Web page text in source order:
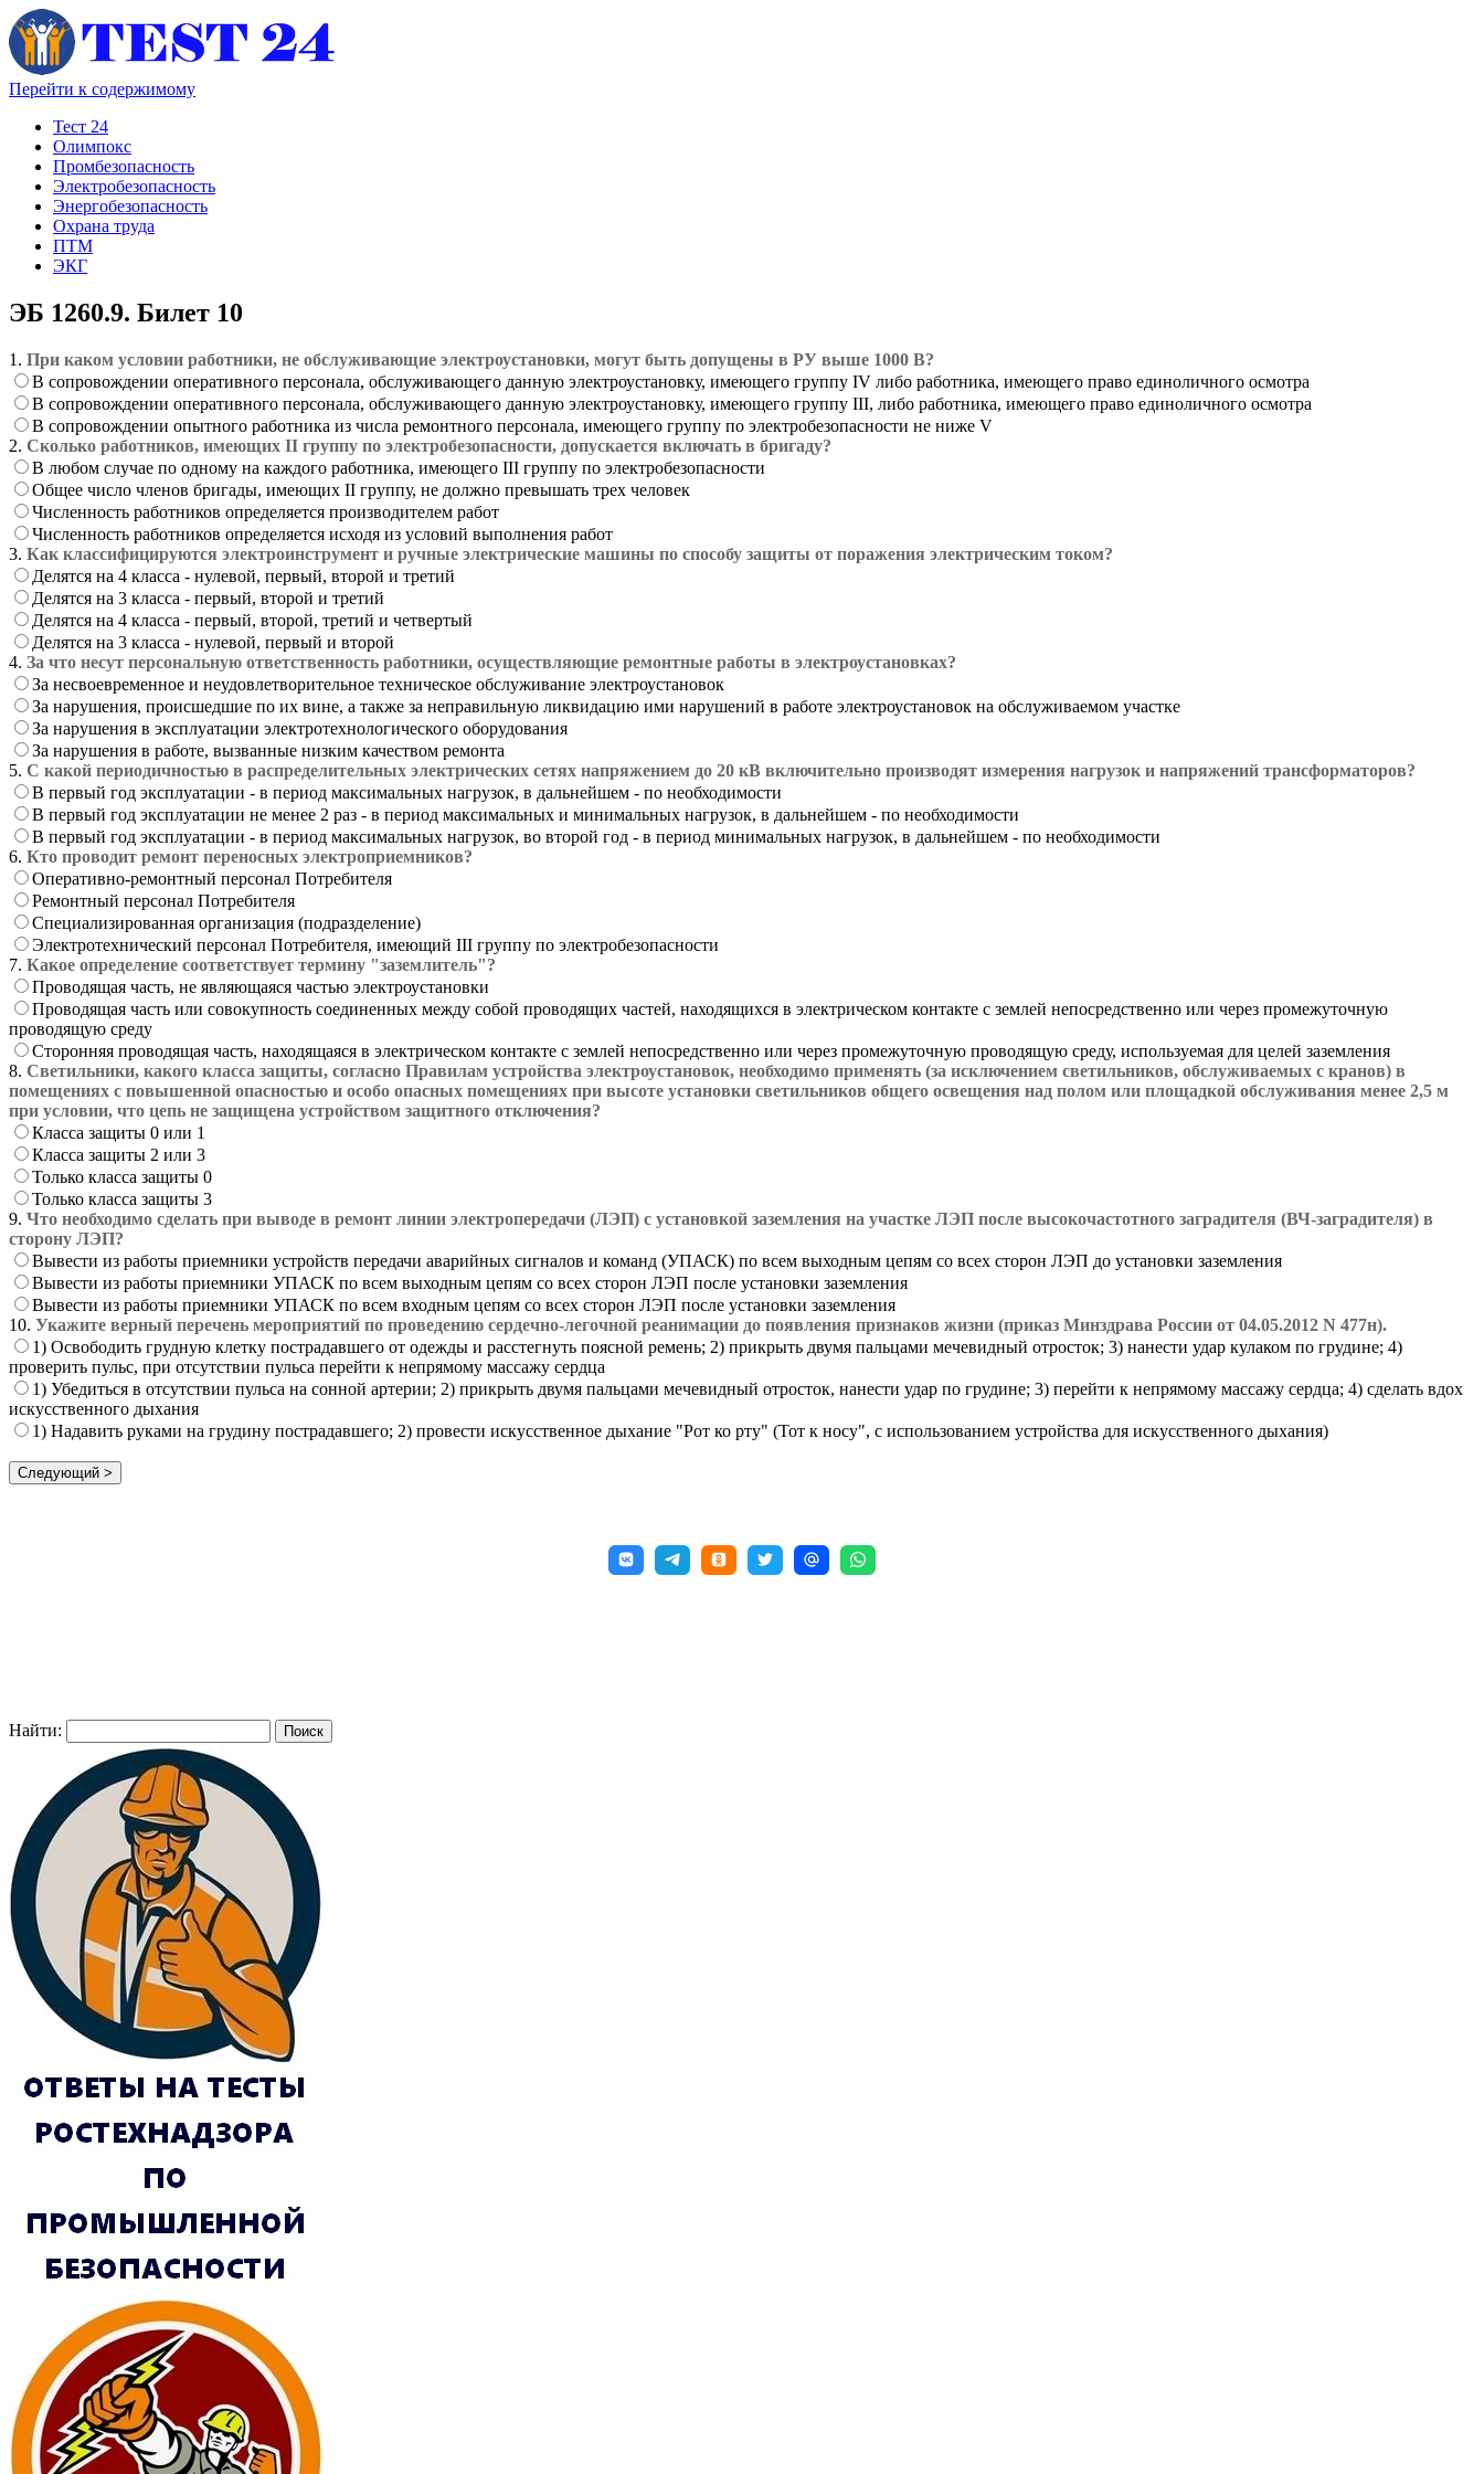
Перейти к содержимому
Тест 24
Олимпокс
Промбезопасность
Электробезопасность
Энергобезопасность
Охрана труда
ПТМ
ЭКГ
ЭБ 1260.9. Билет 10
1. При каком условии работники, не обслуживающие электроустановки, могут быть допущены в РУ выше 1000 В?
В сопровождении оперативного персонала, обслуживающего данную электроустановку, имеющего группу IV либо работника, имеющего право единоличного осмотра
В сопровождении оперативного персонала, обслуживающего данную электроустановку, имеющего группу III, либо работника, имеющего право единоличного осмотра
В сопровождении опытного работника из числа ремонтного персонала, имеющего группу по электробезопасности не ниже V
2. Сколько работников, имеющих II группу по электробезопасности, допускается включать в бригаду?
В любом случае по одному на каждого работника, имеющего III группу по электробезопасности
Общее число членов бригады, имеющих II группу, не должно превышать трех человек
Численность работников определяется производителем работ
Численность работников определяется исходя из условий выполнения работ
3. Как классифицируются электроинструмент и ручные электрические машины по способу защиты от поражения электрическим током?
Делятся на 4 класса - нулевой, первый, второй и третий
Делятся на 3 класса - первый, второй и третий
Делятся на 4 класса - первый, второй, третий и четвертый
Делятся на 3 класса - нулевой, первый и второй
4. За что несут персональную ответственность работники, осуществляющие ремонтные работы в электроустановках?
За несвоевременное и неудовлетворительное техническое обслуживание электроустановок
За нарушения, происшедшие по их вине, а также за неправильную ликвидацию ими нарушений в работе электроустановок на обслуживаемом участке
За нарушения в эксплуатации электротехнологического оборудования
За нарушения в работе, вызванные низким качеством ремонта
5. С какой периодичностью в распределительных электрических сетях напряжением до 20 кВ включительно производят измерения нагрузок и напряжений трансформаторов?
В первый год эксплуатации - в период максимальных нагрузок, в дальнейшем - по необходимости
В первый год эксплуатации не менее 2 раз - в период максимальных и минимальных нагрузок, в дальнейшем - по необходимости
В первый год эксплуатации - в период максимальных нагрузок, во второй год - в период минимальных нагрузок, в дальнейшем - по необходимости
6. Кто проводит ремонт переносных электроприемников?
Оперативно-ремонтный персонал Потребителя
Ремонтный персонал Потребителя
Специализированная организация (подразделение)
Электротехнический персонал Потребителя, имеющий III группу по электробезопасности
7. Какое определение соответствует термину "заземлитель"?
Проводящая часть, не являющаяся частью электроустановки
Проводящая часть или совокупность соединенных между собой проводящих частей, находящихся в электрическом контакте с землей непосредственно или через промежуточную
проводящую среду
Сторонняя проводящая часть, находящаяся в электрическом контакте с землей непосредственно или через промежуточную проводящую среду, используемая для целей заземления
8. Светильники, какого класса защиты, согласно Правилам устройства электроустановок, необходимо применять (за исключением светильников, обслуживаемых с кранов) в
помещениях с повышенной опасностью и особо опасных помещениях при высоте установки светильников общего освещения над полом или площадкой обслуживания менее 2,5 м
при условии, что цепь не защищена устройством защитного отключения?
Класса защиты 0 или 1
Класса защиты 2 или 3
Только класса защиты 0
Только класса защиты 3
9. Что необходимо сделать при выводе в ремонт линии электропередачи (ЛЭП) с установкой заземления на участке ЛЭП после высокочастотного заградителя (ВЧ-заградителя) в
сторону ЛЭП?
Вывести из работы приемники устройств передачи аварийных сигналов и команд (УПАСК) по всем выходным цепям со всех сторон ЛЭП до установки заземления
Вывести из работы приемники УПАСК по всем выходным цепям со всех сторон ЛЭП после установки заземления
Вывести из работы приемники УПАСК по всем входным цепям со всех сторон ЛЭП после установки заземления
10. Укажите верный перечень мероприятий по проведению сердечно-легочной реанимации до появления признаков жизни (приказ Минздрава России от 04.05.2012 N 477н).
1) Освободить грудную клетку пострадавшего от одежды и расстегнуть поясной ремень; 2) прикрыть двумя пальцами мечевидный отросток; 3) нанести удар кулаком по грудине; 4)
проверить пульс, при отсутствии пульса перейти к непрямому массажу сердца
1) Убедиться в отсутствии пульса на сонной артерии; 2) прикрыть двумя пальцами мечевидный отросток, нанести удар по грудине; 3) перейти к непрямому массажу сердца; 4) сделать вдох
искусственного дыхания
1) Надавить руками на грудину пострадавшего; 2) провести искусственное дыхание "Рот ко рту" (Тот к носу", с использованием устройства для искусственного дыхания)
Найти: